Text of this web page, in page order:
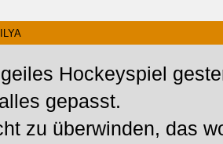
Hockeyspiel
gepasst.
zu überwinden, das